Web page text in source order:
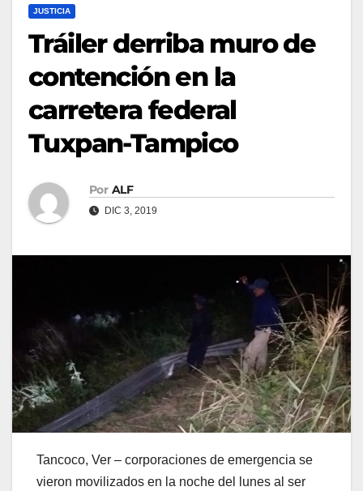
JUSTICIA
Tráiler derriba muro de
contención en la
carretera federal
Tuxpan-Tampico
Por ALF
DIC 3, 2019
Tancoco, Ver – corporaciones de emergencia se
vieron movilizados en la noche del lunes al ser